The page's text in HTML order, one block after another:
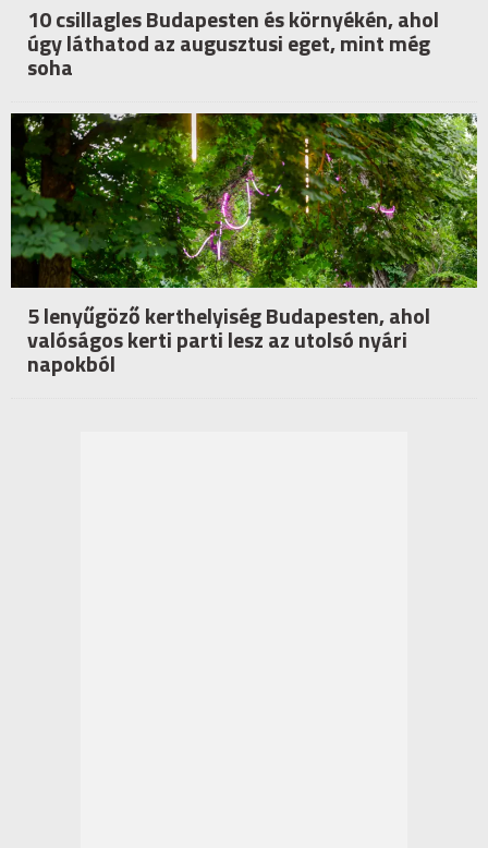
10 csillagles Budapesten és környékén, ahol
úgy láthatod az augusztusi eget, mint még
soha
5 lenyűgöző kerthelyiség Budapesten, ahol
valóságos kerti parti lesz az utolsó nyári
napokból